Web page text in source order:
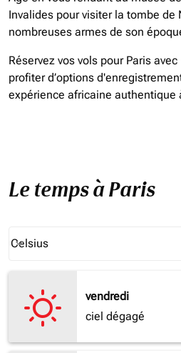
Invalides pour visiter la tombe de
nombreuses armes de son
Réservez vos vols pour Paris
profiter d’options
expérience africaine authentique
Le temps à Paris
Celsius
keyboard_arrow_down
vendredi
ciel dégagé